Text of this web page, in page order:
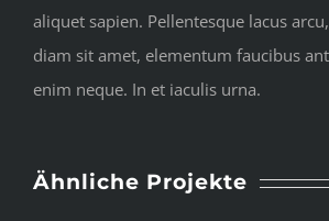
aliquet sapien. Pellentesque lacus
diam sit amet, elementum faucibus
enim neque. In et iaculis urna.
Ähnliche Projekte